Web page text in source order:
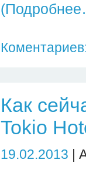
Как
Tokio
19.02.2013 |